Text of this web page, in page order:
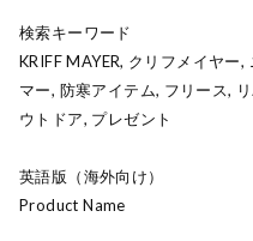
検索キーワード
KRIFF MAYER, クリフメイヤー
マー, 防寒アイテム, フリース,
ウトドア, プレゼント
英語版（海外向け）
Product Name